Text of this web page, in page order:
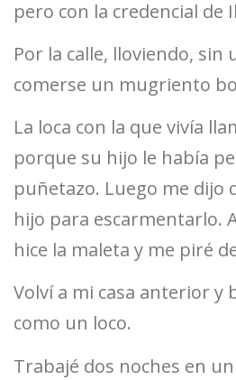
pero con la credencial de
Por la calle, lloviendo, sin
comerse un mugriento
La loca con la que vivía
porque su hijo le había
puñetazo. Luego me dijo
hijo para escarmentarlo.
hice la maleta y me piré
Volví a mi casa anterior y
como un loco.
Trabajé dos noches en un